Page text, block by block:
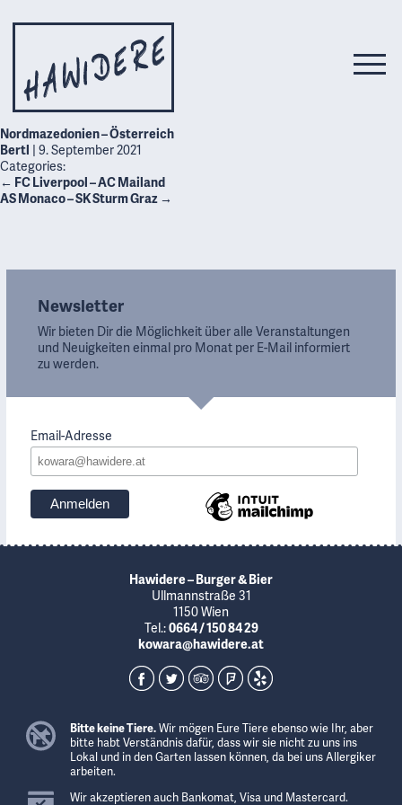
Nordmazedonien – Österreich
Bertl | 9. September 2021
Categories:
← FC Liverpool – AC Mailand
AS Monaco – SK Sturm Graz →
Newsletter
Wir bieten Dir die Möglichkeit über alle Veranstaltungen
und Neuigkeiten einmal pro Monat per E-Mail informiert
zu werden.
Email-Adresse
Hawidere – Burger & Bier
Ullmannstraße 31
1150 Wien
Tel.:0664 / 150 84 29
kowara@hawidere.at
Bitte keine Tiere.Wir mögen Eure Tiere ebenso wie Ihr, aber
bitte habt Verständnis dafür, dass wir sie nicht zu uns ins
Lokal und in den Garten lassen können, da bei uns Allergiker
arbeiten.
Wir akzeptieren auch Bankomat, Visa und Mastercard.